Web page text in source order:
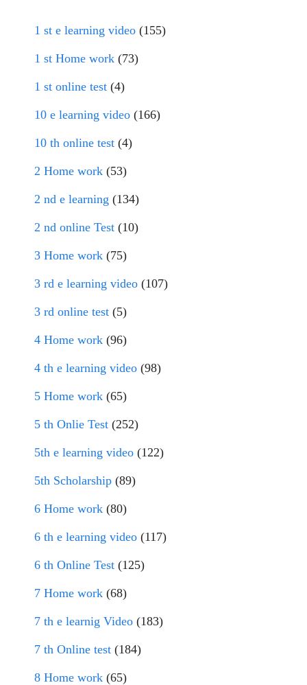
1 st e learning video (155)
1 st Home work (73)
1 st online test (4)
10 e learning video (166)
10 th online test (4)
2 Home work (53)
2 nd e learning (134)
2 nd online Test (10)
3 Home work (75)
3 rd e learning video (107)
3 rd online test (5)
4 Home work (96)
4 th e learning video (98)
5 Home work (65)
5 th Onlie Test (252)
5th e learning video (122)
5th Scholarship (89)
6 Home work (80)
6 th e learning video (117)
6 th Online Test (125)
7 Home work (68)
7 th e learnig Video (183)
7 th Online test (184)
8 Home work (65)